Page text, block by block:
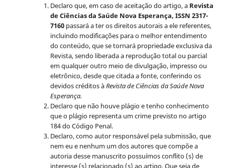
Declaro que, em caso de aceitação do artigo, a Revista
de Ciências da Saúde Nova Esperança, ISSN 2317-
7160passará a ter os direitos autorais a ele referentes,
incluindo modificações para o melhor entendimento
do conteúdo, que se tornará propriedade exclusiva da
Revista, sendo liberada a reprodução total ou parcial
em qualquer outro meio de divulgação, impresso ou
eletrônico, desde que citada a fonte, conferindo os
devidos créditos àRevista de Ciências da Saúde Nova
Esperança.
Declaro que não houve plágio e tenho conhecimento
que o plágio representa um crime previsto no artigo
184 do Código Penal.
Declaro, como autor responsável pela submissão, que
nem eu e nenhum um dos autores que compõe a
autoria desse manuscrito possuímos conflito (s) de
interesse (s) relacionado (s) ao artigo. Que seja de